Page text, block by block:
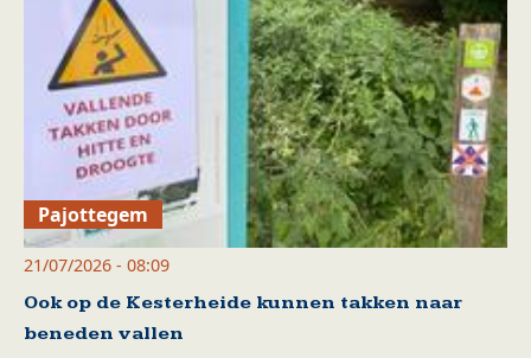
Pajottegem
21/07/2026 - 08:09
Ook op de Kesterheide kunnen takken naar
beneden vallen